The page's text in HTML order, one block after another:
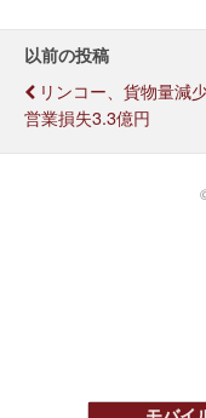
以前の投稿
リンコー、貨物量減
営業損失3.3億円